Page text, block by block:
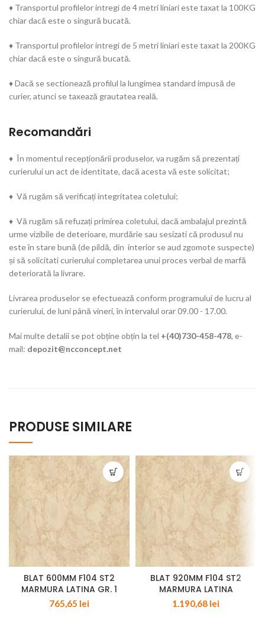
♦ Transportul profilelor intregi de 4 metri liniari este taxat la 100KG
chiar dacă este o singură bucată.
♦ Transportul profilelor intregi de 5 metri liniari este taxat la 200KG
chiar dacă este o singură bucată.
♦ Dacă se sectionează profilul la lungimea standard impusă de
curier, atunci se taxează grautatea reală.
Recomandări
♦ În momentul recepționării produselor, va rugăm să prezentați
curierului un act de identitate, dacă acesta vă este solicitat;
♦ Vă rugăm să verificați integritatea coletului;
♦ Vă rugăm să refuzați primirea coletului, dacă ambalajul prezintă
urme vizibile de deterioare, murdărie sau sesizati că produsul nu
este în stare bună (de pildă, din interior se aud zgomote suspecte)
și să solicitati curierului completarea unui proces verbal de marfă
deteriorată la livrare.
Livrarea produselor se efectuează conform programului de lucru al
curierului, de luni până vineri, în intervalul orar 09.00 - 17.00.
Mai multe detalii se pot obține obțin la tel +(40)730-458-478, e-
mail: depozit@ncconcept.net
PRODUSE SIMILARE
BLAT 600MM F104 ST2
MARMURA LATINA GR. 1
765,65 lei
BLAT 920MM F104 ST2
MARMURA LATINA
1.190,68 lei